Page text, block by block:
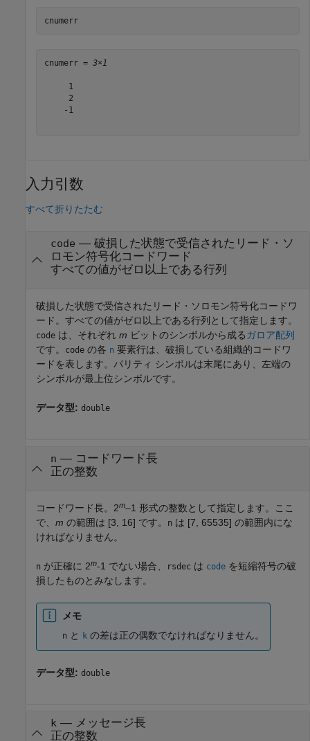
cnumerr
cnumerr = 3×1
     1
     2
    -1
入力引数
すべて折りたたむ
code — 破損した状態で受信されたリード・ソ
ロモン符号化コードワード
すべての値がゼロ以上である行列
破損した状態で受信されたリード・ソロモン符号化コードワ
ード。すべての値がゼロ以上である行列として指定します。
code は、それぞれ m ビットのシンボルから成る ガロア配列
です。
code の各 n 要素行は、破損している組織的コードワ
ードを表します。パリティ シンボルは末尾にあり、左端の
シンボルが最上位シンボルです。
データ型: double
n — コードワード長
正の整数
コードワード長。2m–1 形式の整数として指定します。ここ
で、 m の範囲は [3, 16] です。 n は [7, 65535] の範囲内にな
ければなりません。
n が正確に 2m-1 でない場合、 rsdec は code を短縮符号の破
損したものとみなします。
メモ
n と k の差は正の偶数でなければなりません。
データ型: double
k— メッセージ長
正の整数